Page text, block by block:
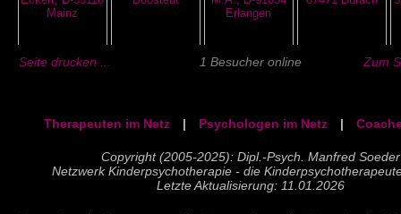
Seite drucken ... 1 Besucher online Zum
Therapeuten im Netz | Psychologen im Netz |
Copyright (2005-2025): Dipl.-Psych. Manfred Soeder
Netzwerk Kinderpsychotherapie - die
Letzte Aktualisierung: 11.01.2026